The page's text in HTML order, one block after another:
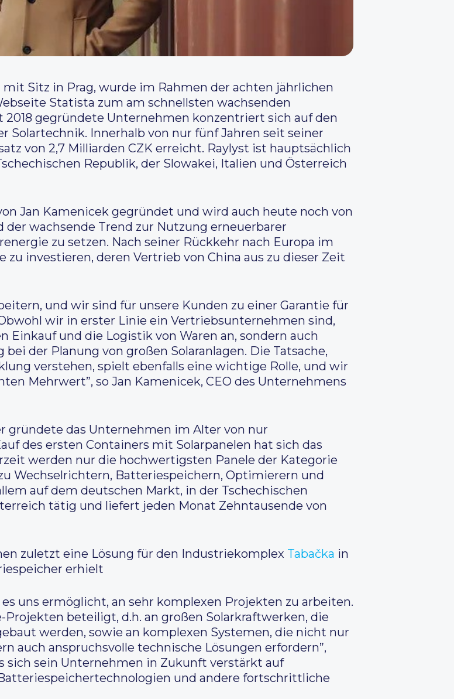
Sitz in Prag, wurde im Rahmen der achten jährlichen
Statista zum am schnellsten wachsenden
2018 gegründete Unternehmen konzentriert sich auf den
Solartechnik. Innerhalb von nur fünf Jahren seit seiner
von 2,7 Milliarden CZK erreicht. Raylyst ist hauptsächlich
Republik, der Slowakei, Italien und Österreich
Jan Kamenicek gegründet und wird auch heute noch von
wachsende Trend zur Nutzung erneuerbarer
zu setzen. Nach seiner Rückkehr nach Europa im
zu investieren, deren Vertrieb von China aus zu dieser Zeit
und wir sind für unsere Kunden zu einer Garantie für
wir in erster Linie ein Vertriebsunternehmen sind,
und die Logistik von Waren an, sondern auch
der Planung von großen Solaranlagen. Die Tatsache,
verstehen, spielt ebenfalls eine wichtige Rolle, und wir
Mehrwert”, so Jan Kamenicek, CEO des Unternehmens
gründete das Unternehmen im Alter von nur
des ersten Containers mit Solarpanelen hat sich das
werden nur die hochwertigsten Panele der Kategorie
Wechselrichtern, Batteriespeichern, Optimierern und
auf dem deutschen Markt, in der Tschechischen
tätig und liefert jeden Monat Zehntausende von
zuletzt eine Lösung für den Industriekomplex Tabačka in
erhielt
uns ermöglicht, an sehr komplexen Projekten zu arbeiten.
beteiligt, d.h. an großen Solarkraftwerken, die
werden, sowie an komplexen Systemen, die nicht nur
auch anspruchsvolle technische Lösungen erfordern”,
sich sein Unternehmen in Zukunft verstärkt auf
und andere fortschrittliche